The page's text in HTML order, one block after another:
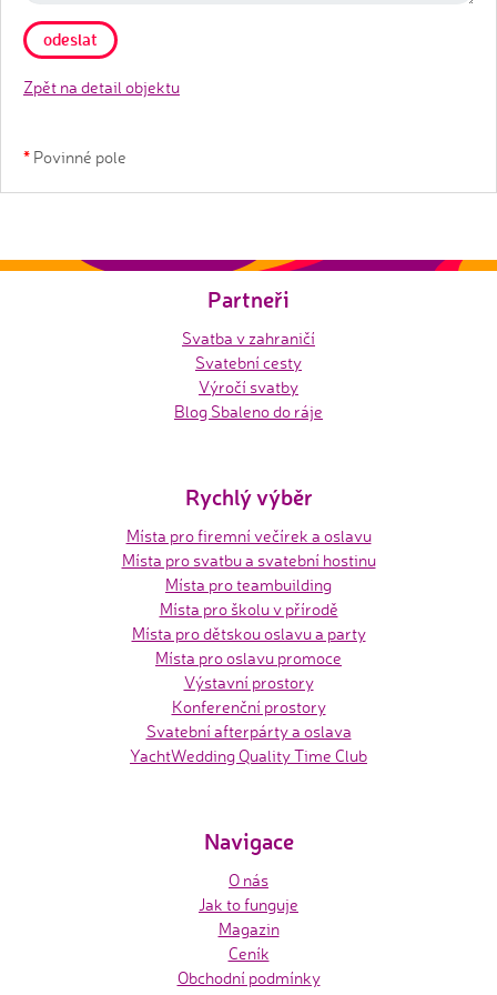
Zpět na detail objektu
* Povinné pole
Partneři
Svatba v zahraničí
Svatební cesty
Výročí svatby
Blog Sbaleno do ráje
Rychlý výběr
Místa pro firemní večírek a oslavu
Místa pro svatbu a svatební hostinu
Místa pro teambuilding
Místa pro školu v přírodě
Místa pro dětskou oslavu a party
Místa pro oslavu promoce
Výstavní prostory
Konferenční prostory
Svatební afterpárty a oslava
YachtWedding Quality Time Club
Navigace
O nás
Jak to funguje
Magazin
Ceník
Obchodní podmínky